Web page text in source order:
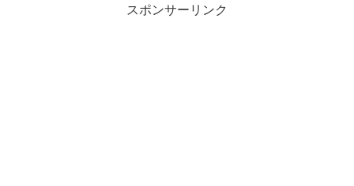
スポンサーリンク